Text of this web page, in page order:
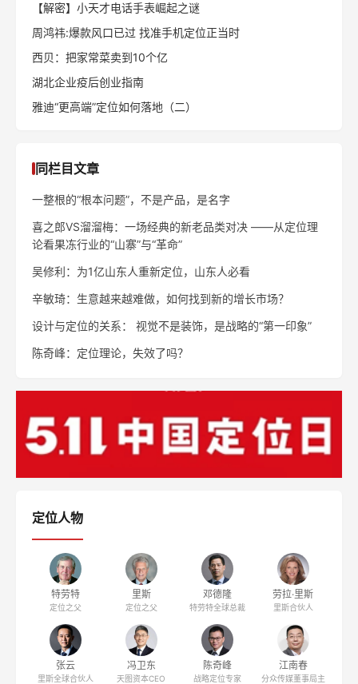
【解密】小天才电话手表崛起之谜
周鸿祎:爆款风口已过 找准手机定位正当时
西贝：把家常菜卖到10个亿
湖北企业疫后创业指南
雅迪“更高端”定位如何落地（二）
同栏目文章
一整根的“根本问题”，不是产品，是名字
喜之郎VS溜溜梅：一场经典的新老品类对决 ——从定位理
论看果冻行业的“山寨”与“革命”
吴修利：为1亿山东人重新定位，山东人必看
辛敏琦：生意越来越难做，如何找到新的增长市场？
设计与定位的关系： 视觉不是装饰，是战略的“第一印象”
陈奇峰：定位理论，失效了吗？
定位人物
特劳特
定位之父
里斯
定位之父
邓德隆
特劳特全球总裁
劳拉·里斯
里斯合伙人
张云
里斯全球合伙人
冯卫东
天图资本CEO
陈奇峰
战略定位专家
江南春
分众传媒董事局主